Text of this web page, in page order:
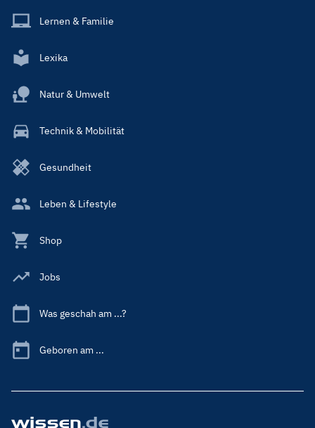
Lernen & Familie
Lexika
Natur & Umwelt
Technik & Mobilität
Gesundheit
Leben & Lifestyle
Shop
Jobs
Was geschah am ...?
Geboren am ...